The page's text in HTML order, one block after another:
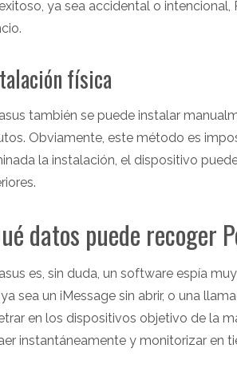
ya sea accidental o
física
también se puede instalar
Obviamente, este método es
la instalación, el dispositivo
datos puede recoger
es, sin duda, un software espía
sea un iMessage sin abrir, o una
en los dispositivos objetivo de la
instantáneamente y monitorizar en